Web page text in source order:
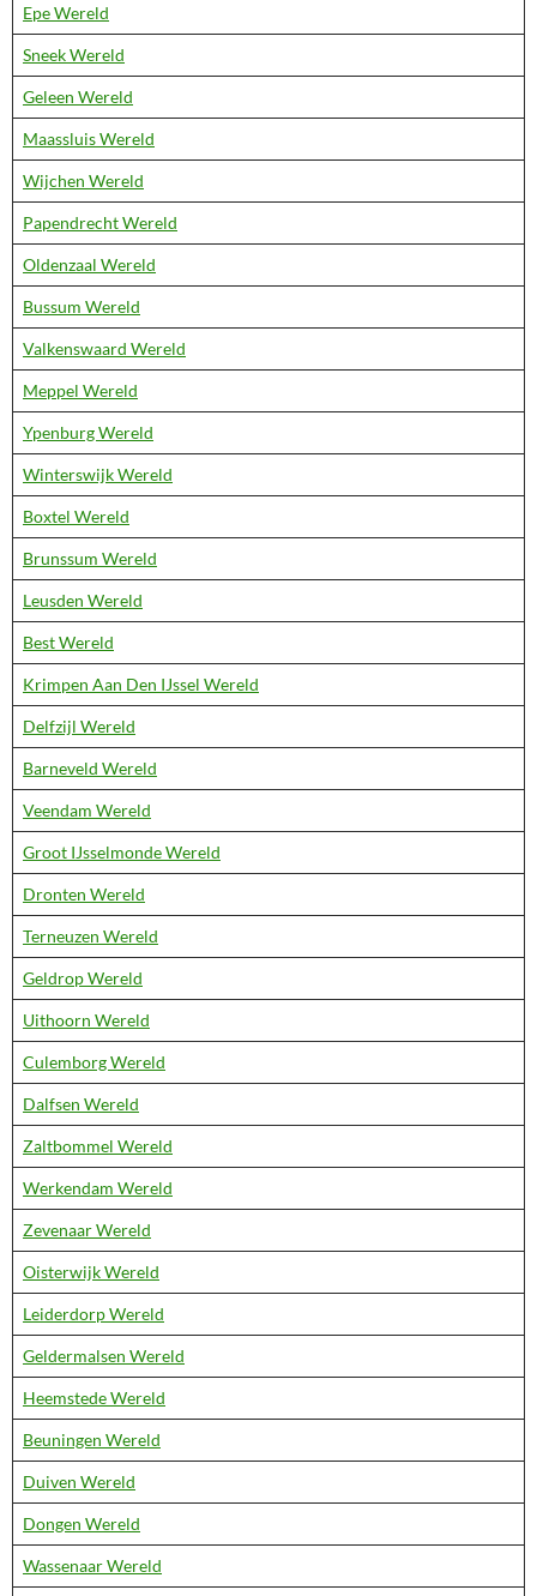
Epe Wereld
Sneek Wereld
Geleen Wereld
Maassluis Wereld
Wijchen Wereld
Papendrecht Wereld
Oldenzaal Wereld
Bussum Wereld
Valkenswaard Wereld
Meppel Wereld
Ypenburg Wereld
Winterswijk Wereld
Boxtel Wereld
Brunssum Wereld
Leusden Wereld
Best Wereld
Krimpen Aan Den IJssel Wereld
Delfzijl Wereld
Barneveld Wereld
Veendam Wereld
Groot IJsselmonde Wereld
Dronten Wereld
Terneuzen Wereld
Geldrop Wereld
Uithoorn Wereld
Culemborg Wereld
Dalfsen Wereld
Zaltbommel Wereld
Werkendam Wereld
Zevenaar Wereld
Oisterwijk Wereld
Leiderdorp Wereld
Geldermalsen Wereld
Heemstede Wereld
Beuningen Wereld
Duiven Wereld
Dongen Wereld
Wassenaar Wereld